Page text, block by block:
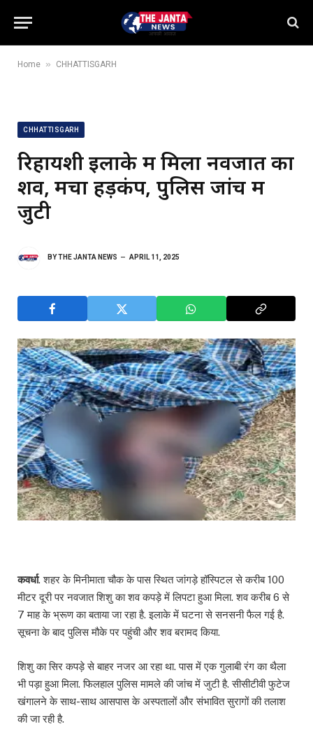
Home » CHHATTISGARH
CHHATTISGARH
रिहायशी इलाके में मिला नवजात का
शव, मचा हड़कंप, पुलिस जांच में
जुटी
BYTHE JANTA NEWS APRIL 11, 2025
कवर्धा. शहर के मिनीमाता चौक के पास स्थित जांगड़े हॉस्पिटल से करीब 100
मीटर दूरी पर नवजात शिशु का शव कपड़े में लिपटा हुआ मिला. शव करीब 6 से
7 माह के भ्रूण का बताया जा रहा है. इलाके में घटना से सनसनी फैल गई है.
सूचना के बाद पुलिस मौके पर पहुंची और शव बरामद किया.
शिशु का सिर कपड़े से बाहर नजर आ रहा था. पास में एक गुलाबी रंग का थैला
भी पड़ा हुआ मिला. फिलहाल पुलिस मामले की जांच में जुटी है. सीसीटीवी फुटेज
खंगालने के साथ-साथ आसपास के अस्पतालों और संभावित सुरागों की तलाश
की जा रही है.